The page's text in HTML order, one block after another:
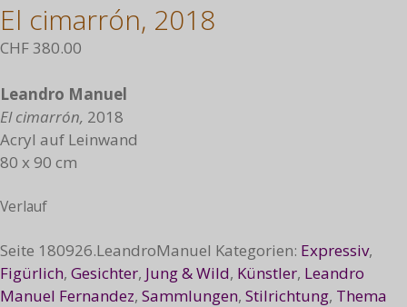
El cimarrón, 2018
CHF380.00
Leandro Manuel
El cimarrón, 2018
Acryl auf Leinwand
80 x 90 cm
Verlauf
Seite 180926.LeandroManuel Kategorien: Expressiv,
Figürlich, Gesichter, Jung & Wild, Künstler, Leandro
Manuel Fernandez, Sammlungen, Stilrichtung, Thema